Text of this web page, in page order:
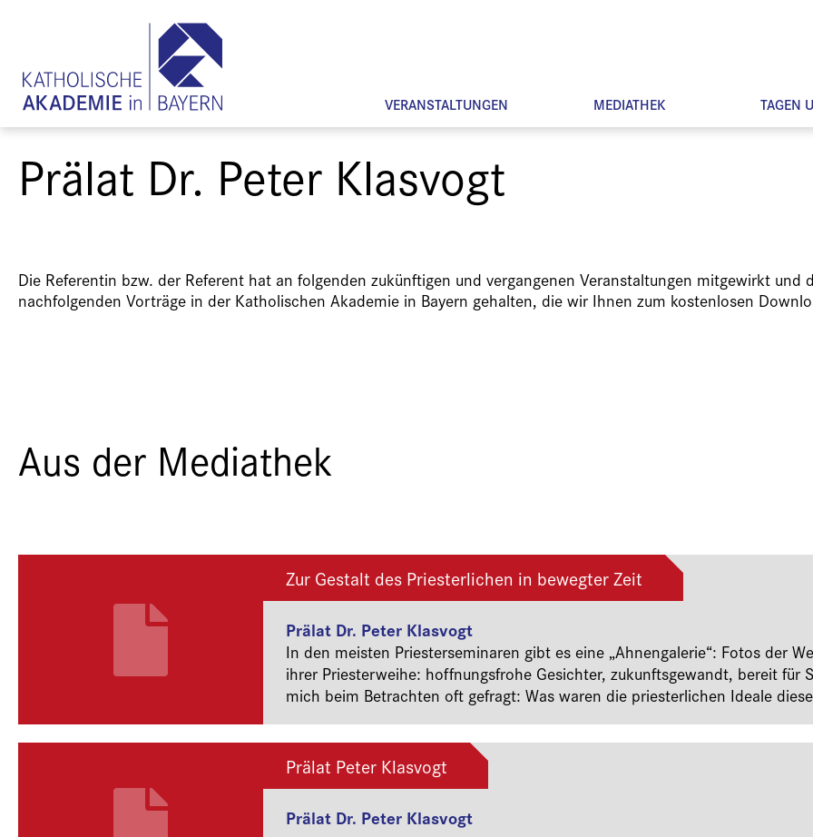
VERANSTALTUNGEN MEDIATHEK TAGEN
Prälat Dr. Peter Klasvogt
Die Referentin bzw. der Referent hat an folgenden zukünftigen und vergangenen Veranstaltungen mitgewirkt und
nachfolgenden Vorträge in der Katholischen Akademie in Bayern gehalten, die wir Ihnen zum kostenlosen
Aus der Mediathek
Zur Gestalt des Priesterlichen in bewegter Zeit
Prälat Dr. Peter Klasvogt
In den meisten Priesterseminaren gibt es eine „Ahnengalerie“: Fotos der
ihrer Priesterweihe: hoffnungsfrohe Gesichter, zukunftsgewandt, bereit für
mich beim Betrachten oft gefragt: Was waren die priesterlichen Ideale
Judenvernichtung organisierten und ganz Europa in die Katastrophe des
geahnt haben, was schon bald nach der Priesterweihe auf sie zukam?
den Krieg überlebt hatten, voller Idealismus, bereit für den Neuaufbau
Prälat Peter Klasvogt
Prälat Dr. Peter Klasvogt